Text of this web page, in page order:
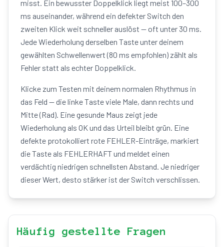
misst. Ein bewusster Doppelklick liegt meist 100–300
ms auseinander, während ein defekter Switch den
zweiten Klick weit schneller auslöst — oft unter 30 ms.
Jede Wiederholung derselben Taste unter deinem
gewählten Schwellenwert (80 ms empfohlen) zählt als
Fehler statt als echter Doppelklick.
Klicke zum Testen mit deinem normalen Rhythmus in
das Feld — die linke Taste viele Male, dann rechts und
Mitte (Rad). Eine gesunde Maus zeigt jede
Wiederholung als OK und das Urteil bleibt grün. Eine
defekte protokolliert rote FEHLER-Einträge, markiert
die Taste als FEHLERHAFT und meldet einen
verdächtig niedrigen schnellsten Abstand. Je niedriger
dieser Wert, desto stärker ist der Switch verschlissen.
Häufig gestellte Fragen